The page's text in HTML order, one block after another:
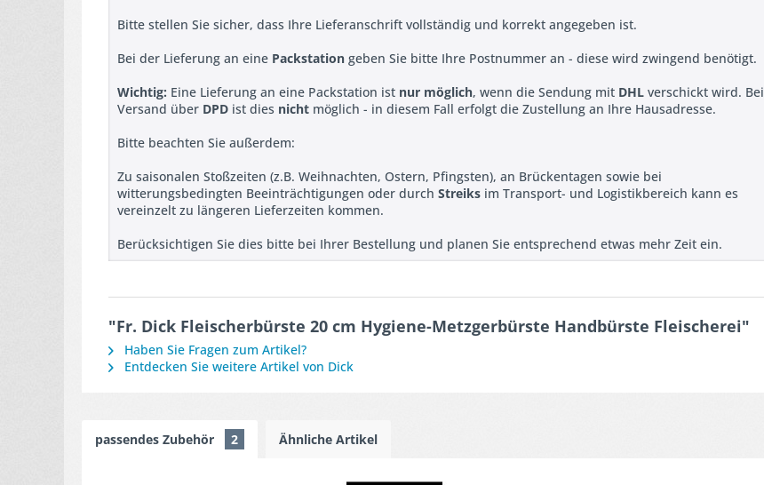
Bitte stellen Sie sicher, dass Ihre Lieferanschrift vollständig und korrekt angegeben ist.
Bei der Lieferung an eine Packstation geben Sie bitte Ihre Postnummer an - diese wird zwingend benötigt.
Wichtig: Eine Lieferung an eine Packstation ist nur möglich, wenn die Sendung mit DHL verschickt wird. Bei
Versand über DPD ist dies nicht möglich - in diesem Fall erfolgt die Zustellung an Ihre Hausadresse.
Bitte beachten Sie außerdem:
Zu saisonalen Stoßzeiten (z.B. Weihnachten, Ostern, Pfingsten), an Brückentagen sowie bei
witterungsbedingten Beeinträchtigungen oder durch Streiks im Transport- und Logistikbereich kann es
vereinzelt zu längeren Lieferzeiten kommen.
Berücksichtigen Sie dies bitte bei Ihrer Bestellung und planen Sie entsprechend etwas mehr Zeit ein.
"Fr. Dick Fleischerbürste 20 cm Hygiene-Metzgerbürste Handbürste Fleischerei"
Haben Sie Fragen zum Artikel?
Entdecken Sie weitere Artikel von Dick
passendes Zubehör 2 Ähnliche Artikel